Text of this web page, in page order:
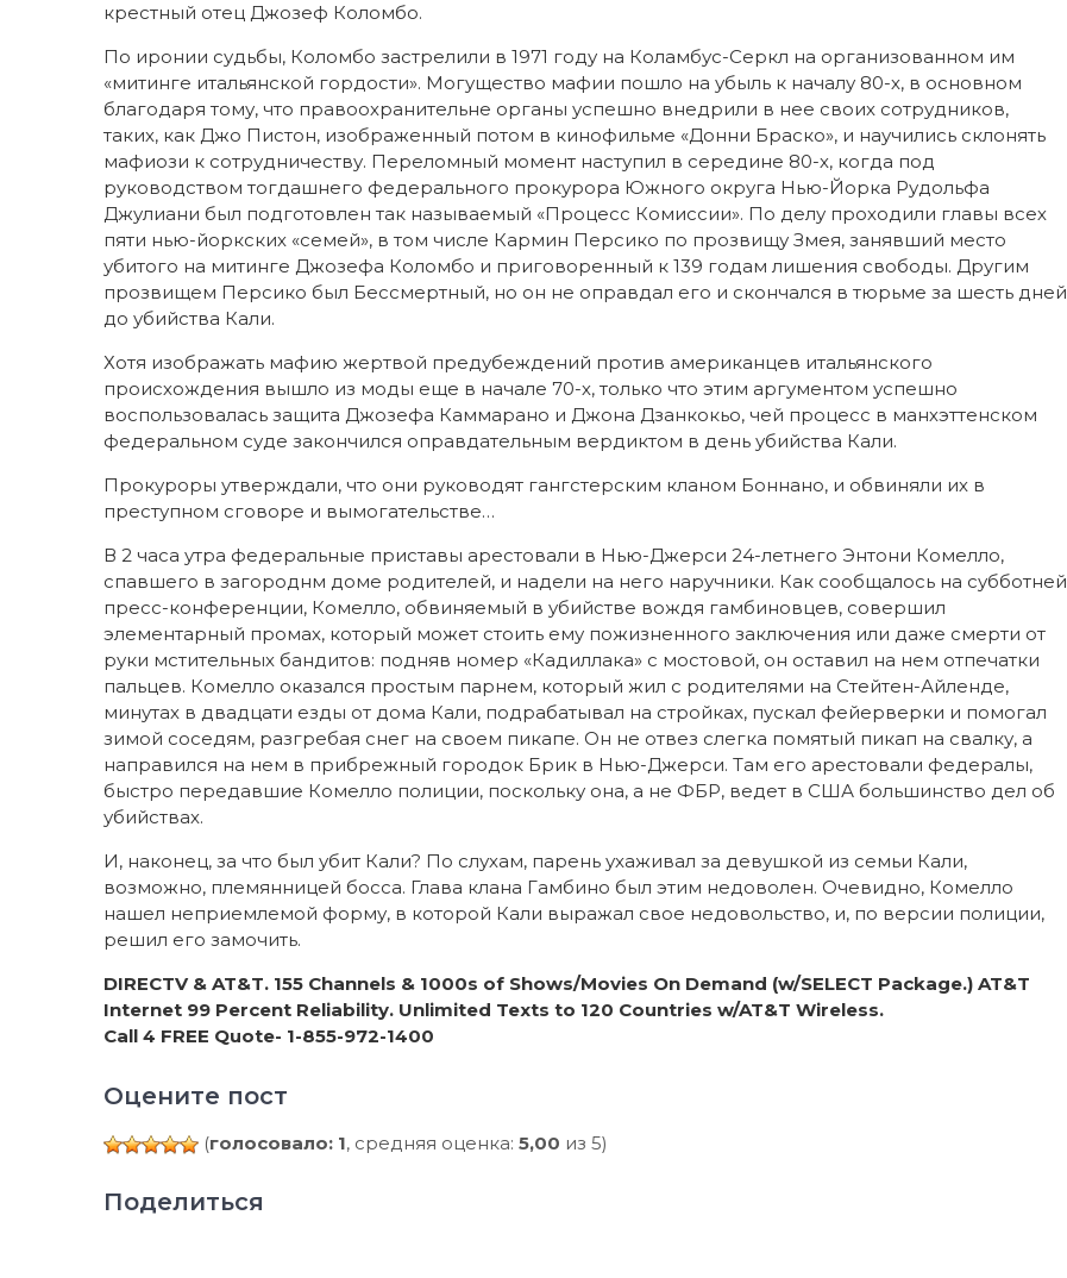
крестный отец Джозеф Коломбо.
По иронии судьбы, Коломбо застрелили в 1971 году на Коламбус-Серкл на организованном им
«митинге итальянской гордости». Могущество мафии пошло на убыль к началу 80-х, в основном
благодаря тому, что правоохранительне органы успешно внедрили в нее своих сотрудников,
таких, как Джо Пистон, изображенный потом в кинофильме «Донни Браско», и научились склонять
мафиози к сотрудничеству. Переломный момент наступил в середине 80-х, когда под
руководством тогдашнего федерального прокурора Южного округа Нью-Йорка Рудольфа
Джулиани был подготовлен так называемый «Процесс Комиссии». По делу проходили главы всех
пяти нью-йоркских «семей», в том числе Кармин Персико по прозвищу Змея, занявший место
убитого на митинге Джозефа Коломбо и приговоренный к 139 годам лишения свободы. Другим
прозвищем Персико был Бессмертный, но он не оправдал его и скончался в тюрьме за шесть дней
до убийства Кали.
Хотя изображать мафию жертвой предубеждений против американцев итальянского
происхождения вышло из моды еще в начале 70-х, только что этим аргументом успешно
воспользовалась защита Джозефа Каммарано и Джона Дзанкокьо, чей процесс в манхэттенском
федеральном суде закончился оправдательным вердиктом в день убийства Кали.
Прокуроры утверждали, что они руководят гангстерским кланом Боннано, и обвиняли их в
преступном сговоре и вымогательстве…
В 2 часа утра федеральные приставы арестовали в Нью-Джерси 24-летнего Энтони Комелло,
спавшего в загороднм доме родителей, и надели на него наручники. Как сообщалось на субботней
пресс-конференции, Комелло, обвиняемый в убийстве вождя гамбиновцев, совершил
элементарный промах, который может стоить ему пожизненного заключения или даже смерти от
руки мстительных бандитов: подняв номер «Кадиллака» с мостовой, он оставил на нем отпечатки
пальцев. Комелло оказался простым парнем, который жил с родителями на Стейтен-Айленде,
минутах в двадцати езды от дома Кали, подрабатывал на стройках, пускал фейерверки и помогал
зимой соседям, разгребая снег на своем пикапе. Он не отвез слегка помятый пикап на свалку, а
направился на нем в прибрежный городок Брик в Нью-Джерси. Там его арестовали федералы,
быстро передавшие Комелло полиции, поскольку она, а не ФБР, ведет в США большинство дел об
убийствах.
И, наконец, за что был убит Кали? По слухам, парень ухаживал за девушкой из семьи Кали,
возможно, племянницей босса. Глава клана Гамбино был этим недоволен. Очевидно, Комелло
нашел неприемлемой форму, в которой Кали выражал свое недовольство, и, по версии полиции,
решил его замочить.
DIRECTV & AT&T. 155 Channels & 1000s of Shows/Movies On Demand (w/SELECT Package.) AT&T
Internet 99 Percent Reliability. Unlimited Texts to 120 Countries w/AT&T Wireless.
Call 4 FREE Quote- 1-855-972-1400
Оцените пост
(голосовало: 1, средняя оценка: 5,00 из 5)
Поделиться